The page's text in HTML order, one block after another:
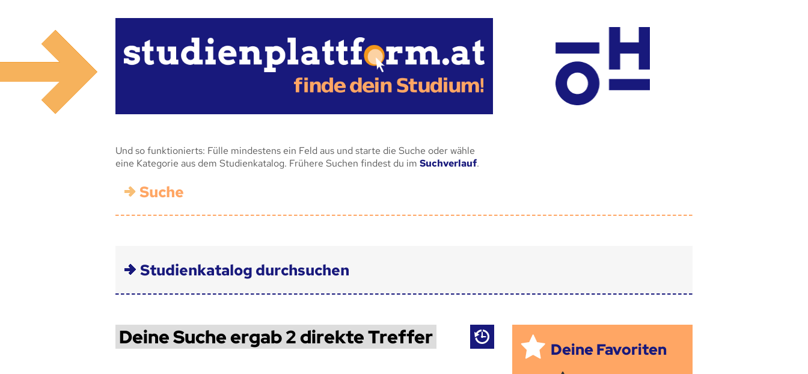
Und so funktionierts: Fülle mindestens ein Feld aus und starte die Suche oder wähle
eine Kategorie aus dem Studienkatalog. Frühere Suchen findest du im Suchverlauf.
Suche
Studienkatalog durchsuchen
Deine Suche ergab 2 direkte Treffer
Deine Favoriten